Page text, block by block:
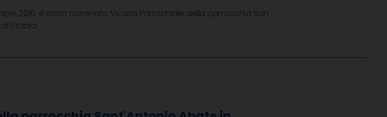
2016, è stato nominato Vicario Parrochiale della parrocchia San
Stabia